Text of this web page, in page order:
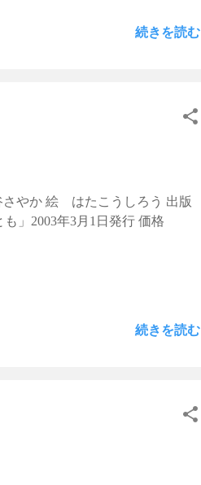
続きを読む
やか 絵 はたこうしろう 出版
」2003年3月1日発行 価格
続きを読む